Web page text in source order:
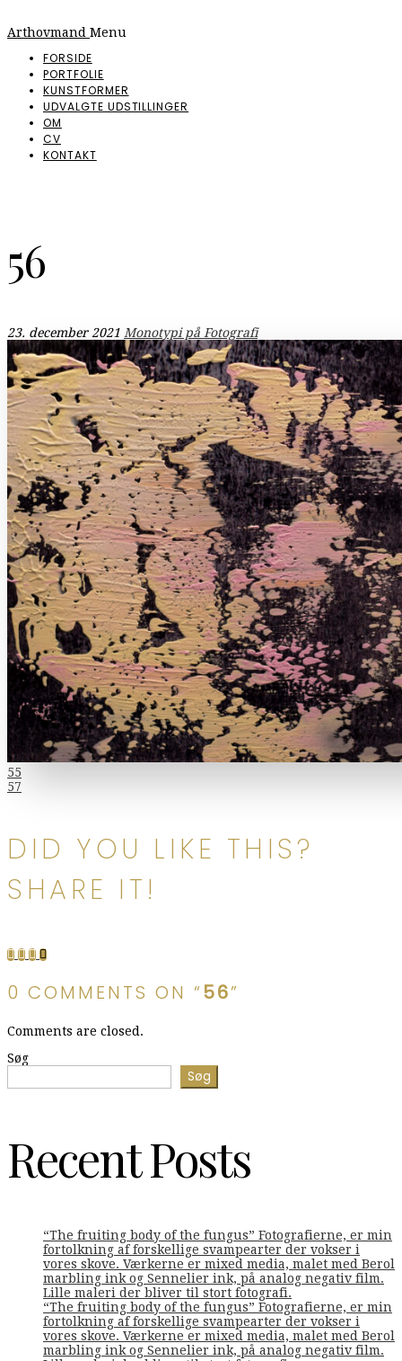
Arthovmand Menu
FORSIDE
PORTFOLIE
KUNSTFORMER
UDVALGTE UDSTILLINGER
OM
CV
KONTAKT
56
23. december 2021 Monotypi på Fotografi
Indlægsnavigation
55
57
DID YOU LIKE THIS?
SHARE IT!
0 COMMENTS ON “56”
Comments are closed.
Søg
Søg
Recent Posts
“The fruiting body of the fungus” Fotografierne, er min
fortolkning af forskellige svampearter der vokser i
vores skove. Værkerne er mixed media, malet med Berol
marbling ink og Sennelier ink, på analog negativ film.
Lille maleri der bliver til stort fotografi.
“The fruiting body of the fungus” Fotografierne, er min
fortolkning af forskellige svampearter der vokser i
vores skove. Værkerne er mixed media, malet med Berol
marbling ink og Sennelier ink, på analog negativ film.